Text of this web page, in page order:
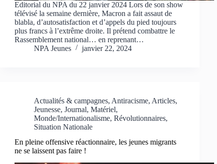
Editorial du NPA du 22 janvier 2024 Lors de son show
télévisé la semaine dernière, Macron a fait assaut de
blabla, d’autosatisfaction et d’appels du pied toujours
plus francs à l’extrême droite. Il prétend combattre le
Rassemblement national… en reprenant…
NPA Jeunes
janvier 22, 2024
Actualités & campagnes, Antiracisme, Articles,
Jeunesse, Journal, Matériel,
Monde/Internationalisme, Révolutionnaires,
Situation Nationale
En pleine offensive réactionnaire, les jeunes migrants
ne se laissent pas faire !